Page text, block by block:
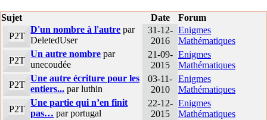
Sujet Date
Forum
P2T
D'un nombre à l'autre par
DeletedUser
31-12-
2016
Enigmes
Mathématiques
P2T
Un autre nombre par
unecoudée
21-09-
2015
Enigmes
Mathématiques
P2T
Une autre écriture pour les
entiers... par luthin
03-11-
2010
Enigmes
Mathématiques
P2T
Une partie qui n’en finit
pas… par portugal
22-12-
2015
Enigmes
Mathématiques